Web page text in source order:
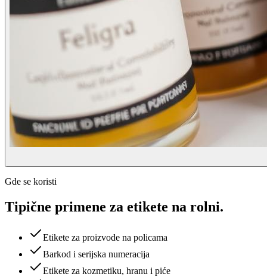
Gde se koristi
Tipične primene za etikete na rolni.
Etikete za proizvode na policama
Barkod i serijska numeracija
Etikete za kozmetiku, hranu i piće